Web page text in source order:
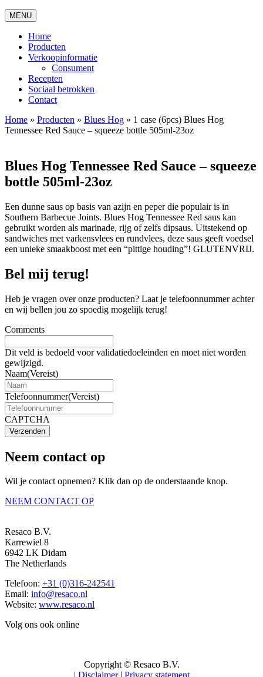
MENU
Home
Producten
Verkoopinformatie
Consument
Recepten
Sociaal betrokken
Contact
Home » Producten » Blues Hog » 1 case (6pcs) Blues Hog
Tennessee Red Sauce – squeeze bottle 505ml-23oz
Blues Hog Tennessee Red Sauce – squeeze
bottle 505ml-23oz
Een dunne saus op basis van azijn en peper die populair is in
Southern Barbecue Joints. Blues Hog Tennessee Red saus kan
gebruikt worden als marinade, rijg of zelfs dipsaus. Uitstekend op
sandwiches met varkensvlees en rundvlees, deze saus geeft voedsel
een unieke smaakboost met een “pittige houding”! GLUTENVRIJ.
Bel mij terug!
Heb je vragen over onze producten? Laat je telefoonnummer achter
en wij bellen jou zo spoedig mogelijk terug!
Comments
Dit veld is bedoeld voor validatiedoeleinden en moet niet worden
gewijzigd.
Naam(Vereist)
Telefoonnummer(Vereist)
CAPTCHA
Verzenden
Neem contact op
Wil je contact opnemen? Klik dan op de onderstaande knop.
NEEM CONTACT OP
Resaco B.V.
Karrewiel 8
6942 LK Didam
The Netherlands
Telefoon: +31 (0)316-242541
Email: info@resaco.nl
Website: www.resaco.nl
Volg ons ook online
Copyright © Resaco B.V.